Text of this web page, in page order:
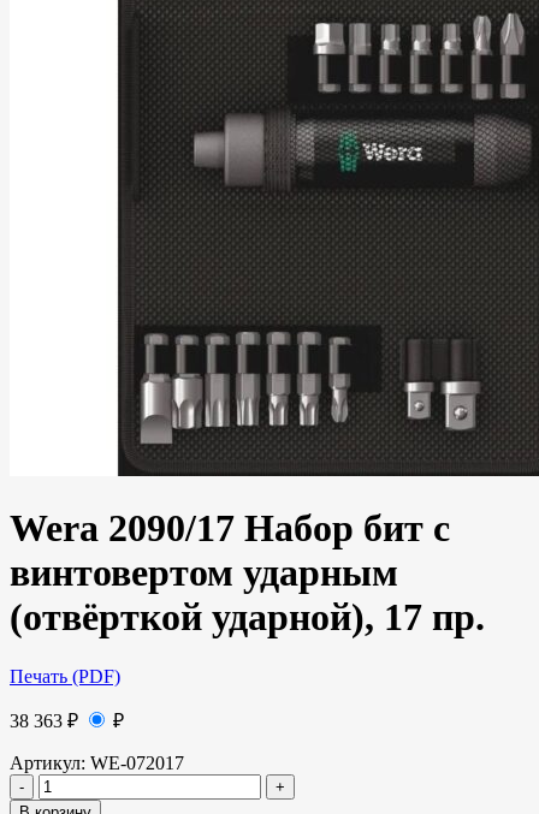
Wera 2090/17 Набор бит с
винтовертом ударным
(отвёрткой ударной), 17 пр.
Печать (PDF)
38 363 ₽ ₽
Артикул: WE-072017